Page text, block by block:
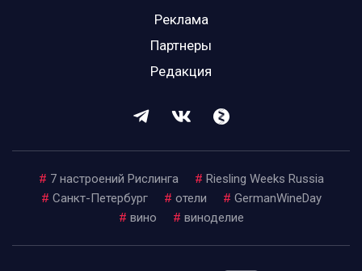
Реклама
Партнеры
Редакция
# 7 настроений Рислинга # Riesling Weeks Russia
# Санкт-Петербург # отели # GermanWineDay
# вино # виноделие